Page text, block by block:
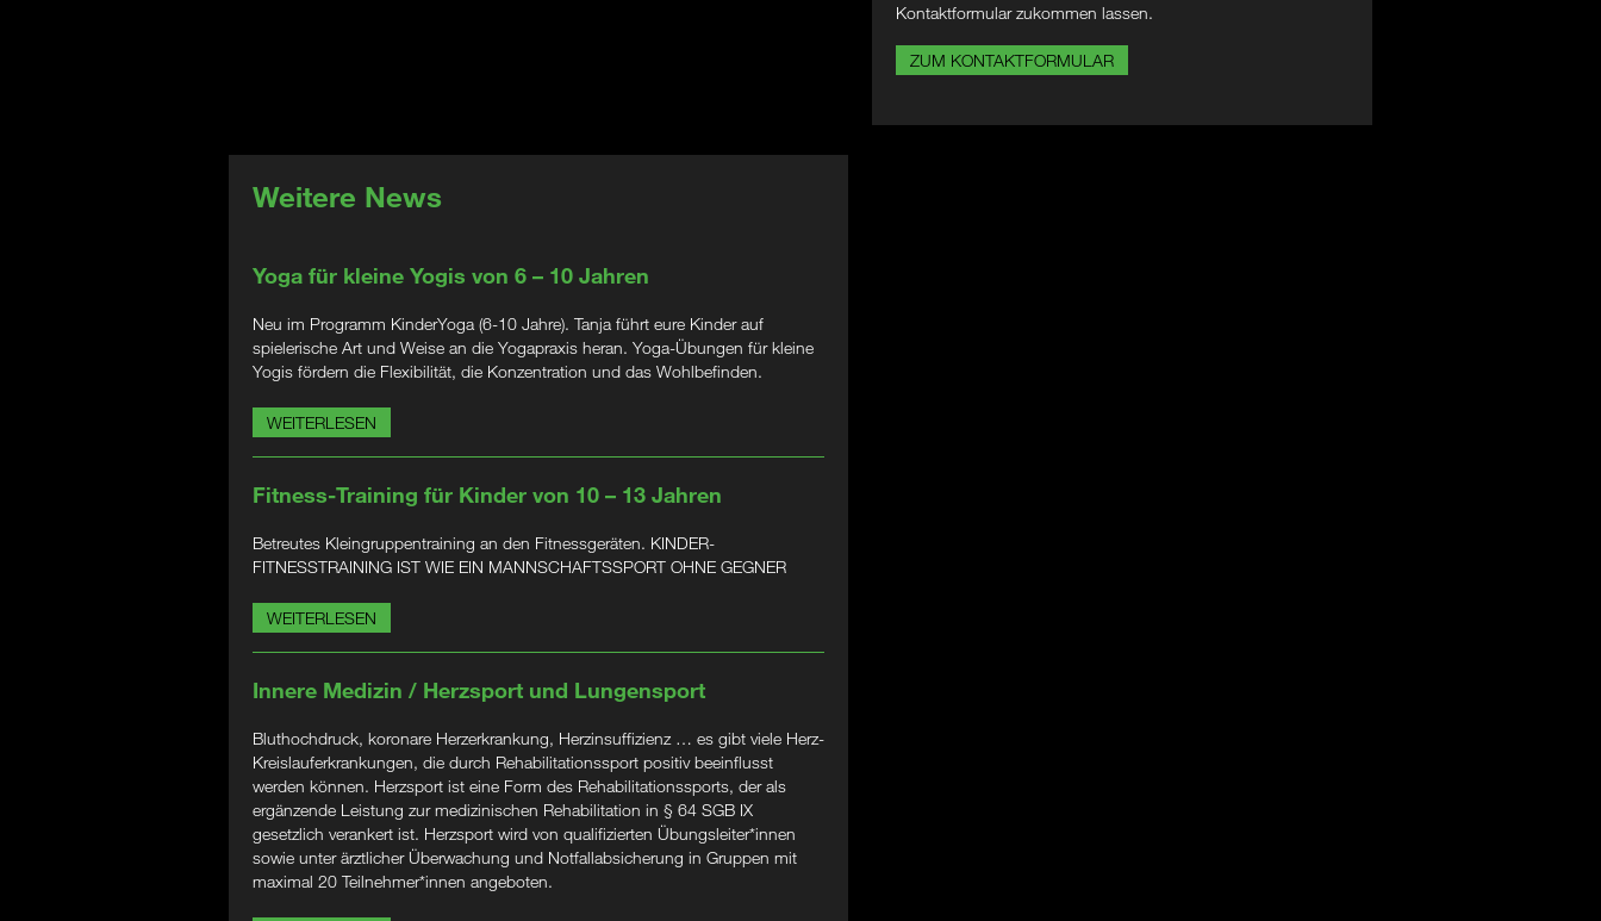
Kontaktformular zukommen lassen.
ZUM KONTAKTFORMULAR
Weitere News
Yoga für kleine Yogis von 6 – 10 Jahren
Neu im Programm KinderYoga (6-10 Jahre). Tanja führt eure Kinder auf
spielerische Art und Weise an die Yogapraxis heran. Yoga-Übungen für kleine
Yogis fördern die Flexibilität, die Konzentration und das Wohlbefinden.
WEITERLESEN
Fitness-Training für Kinder von 10 – 13 Jahren
Betreutes Kleingruppentraining an den Fitnessgeräten. KINDER-
FITNESSTRAINING IST WIE EIN MANNSCHAFTSSPORT OHNE GEGNER
WEITERLESEN
Innere Medizin / Herzsport und Lungensport
Bluthochdruck, koronare Herzerkrankung, Herzinsuffizienz … es gibt viele Herz-
Kreislauferkrankungen, die durch Rehabilitationssport positiv beeinflusst
werden können. Herzsport ist eine Form des Rehabilitationssports, der als
ergänzende Leistung zur medizinischen Rehabilitation in § 64 SGB IX
gesetzlich verankert ist. Herzsport wird von qualifizierten Übungsleiter*innen
sowie unter ärztlicher Überwachung und Notfallabsicherung in Gruppen mit
maximal 20 Teilnehmer*innen angeboten.